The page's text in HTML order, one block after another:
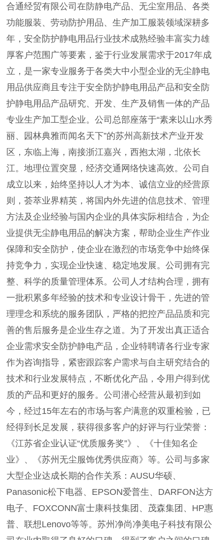
合通经贸有限公司在防静电产品、无尘室用品、各类
功能服装、劳动防护用品、生产加工服装领域深耕多
年，安全防护静电用品行业技术成熟经验丰富实力雄
厚客户范围广等要素，鉴于行业发展需求于2017年成
立，是一家专业服务于各类大中小型企业的无尘静电
用品供应商且专注于安全防护静电用品产品和安全防
护静电用品产品研究、开发、生产及销售一体的产品
专业生产加工型企业。公司总部座落于“素来以山水秀
丽、园林典雅而闻名天下”的苏州高新技术产业开发
区，东临上海，南接浙江嘉兴，西抱太湖，北依长
江。地理位置突显，经济交通网络快速高效。公司自
成立以来，始终坚持以人才为本、诚信立业的经营原
则，荟萃业界精英，将国内外先进的信息技术、管理
方法及企业经验与国内企业的具体实际相结合，为企
业提供无尘静电用品的解决方案，帮助企业生产作业
保障和安全防护，使企业在激烈的市场竞争中始终保
持竞争力，实现企业快速、稳定地发展。公司拥有完
整、科学的质量管理体系。公司人才结构合理，拥有
一批积累多年经验的技术和专业设计骨干，先进的管
理理念和系统的服务团队，严格的把控产品品质和完
善的售后服务是企业生存之道。为了开发出真正适合
企业需求安全防护静电产品，企业特聘请各行业专家
作为咨询指导，紧密跟踪客户需求与自主研究结合的
技术和行业发展特点，不断优化产品，令用户得到优
质的产品和更好的服务。公司潜心经营从最初到如
今，经过15年左右的市场与客户满意的双重检验，已
经得到长足发展，获得很多客户的好评与行业荣誉：
《江苏省企业认证“优质服务奖”》、《十佳知名企
业》、《苏州无尘服饰优秀供应商》等。公司与多家
大型企业达成长期的合作关系：AUSU华硕、
Panasonic松下电器、EPSON爱普生、DARFON达方
电子、FOXCONN富士康科技集团、茂森集团、HP惠
普、联想Lenovo等等。苏州净尚净美电子科技有限公